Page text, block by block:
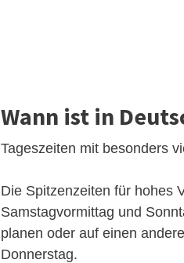
Wann ist in
Tageszeiten mit besonders
Die Spitzenzeiten für hohes
Samstagvormittag und
planen oder auf einen
Donnerstag.